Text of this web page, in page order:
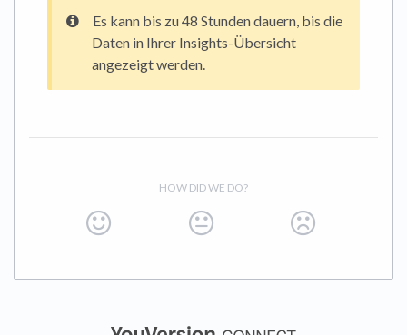
Es kann bis zu 48 Stunden dauern, bis die
Daten in Ihrer Insights-Übersicht
angezeigt werden.
HOW DID WE DO?
(opens in a